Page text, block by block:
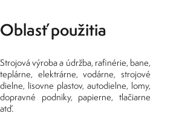
Oblasť použitia
Strojová výroba a údržba, rafinérie, bane,
teplárne, elektrárne, vodárne, strojové
dielne, lisovne plastov, autodielne, lomy,
dopravné podniky, papierne, tlačiarne
atď.